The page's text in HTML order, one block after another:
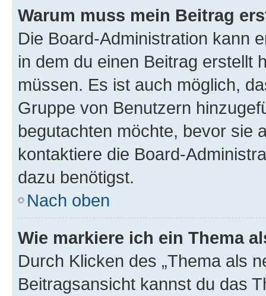
Warum muss mein Beitrag
Die Board-Administration kann
in dem du einen Beitrag erstellt
müssen. Es ist auch möglich,
Gruppe von Benutzern
begutachten möchte, bevor sie
kontaktiere die Board-
dazu benötigst.
Nach oben
Wie markiere ich ein Thema
Durch Klicken des „Thema als
Beitragsansicht kannst du das